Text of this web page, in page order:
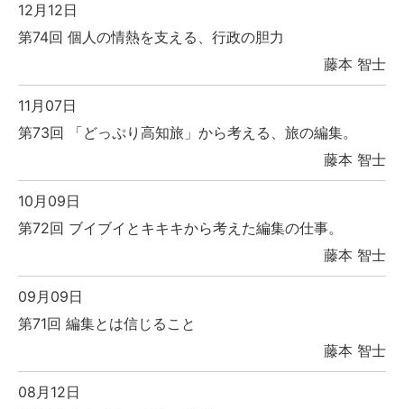
12月12日
第74回 個人の情熱を支える、行政の胆力
藤本 智士
11月07日
第73回 「どっぷり高知旅」から考える、旅の編集。
藤本 智士
10月09日
第72回 ブイブイとキキキから考えた編集の仕事。
藤本 智士
09月09日
第71回 編集とは信じること
藤本 智士
08月12日